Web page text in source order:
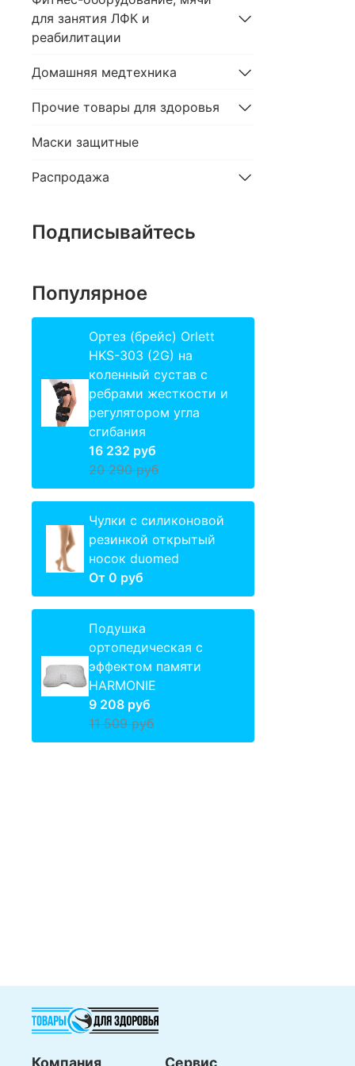
для занятия ЛФК и
реабилитации
Домашняя медтехника
Прочие товары для здоровья
Маски защитные
Распродажа
Подписывайтесь
Популярное
Ортез (брейс) Orlett
HKS-303 (2G) на
коленный сустав с
ребрами жесткости и
регулятором угла
сгибания
16 232 руб
20 290 руб
Чулки с силиконовой
резинкой открытый
носок duomed
От 0 руб
Подушка
ортопедическая с
эффектом памяти
HARMONIE
9 208 руб
11 509 руб
Компания Сервис